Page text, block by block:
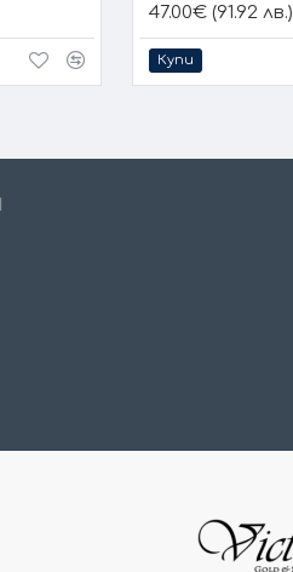
47.00€ (91.92 лв.)
Купи